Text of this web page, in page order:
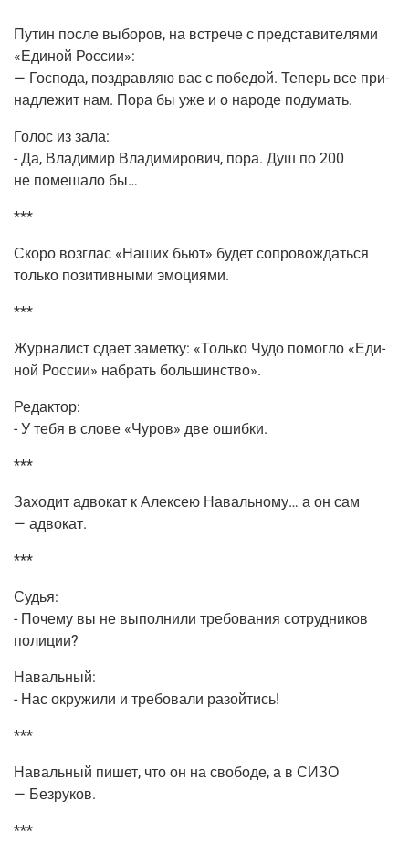
Путин после выбо­ров, на встре­че с пред­ста­ви­те­ля­ми
«Еди­ной Рос­сии»:
— Гос­по­да, поздрав­ляю вас с побе­дой. Теперь все при­
над­ле­жит нам. Пора бы уже и о наро­де подумать.
Голос из зала:
- Да, Вла­ди­мир Вла­ди­ми­ро­вич, пора. Душ по 200
не поме­ша­ло бы…
***
Ско­ро воз­глас «Наших бьют» будет сопро­вож­дать­ся
толь­ко пози­тив­ны­ми эмоциями.
***
Жур­на­лист сда­ет замет­ку: «Толь­ко Чудо помог­ло «Еди­
ной Рос­сии» набрать большинство».
Редак­тор:
- У тебя в сло­ве «Чуров» две ошибки.
***
Захо­дит адво­кат к Алек­сею Наваль­но­му… а он сам
— адвокат.
***
Судья:
- Поче­му вы не выпол­ни­ли тре­бо­ва­ния сотруд­ни­ков
полиции?
Наваль­ный:
- Нас окру­жи­ли и тре­бо­ва­ли разойтись!
***
Наваль­ный пишет, что он на сво­бо­де, а в СИЗО
— Безруков.
***